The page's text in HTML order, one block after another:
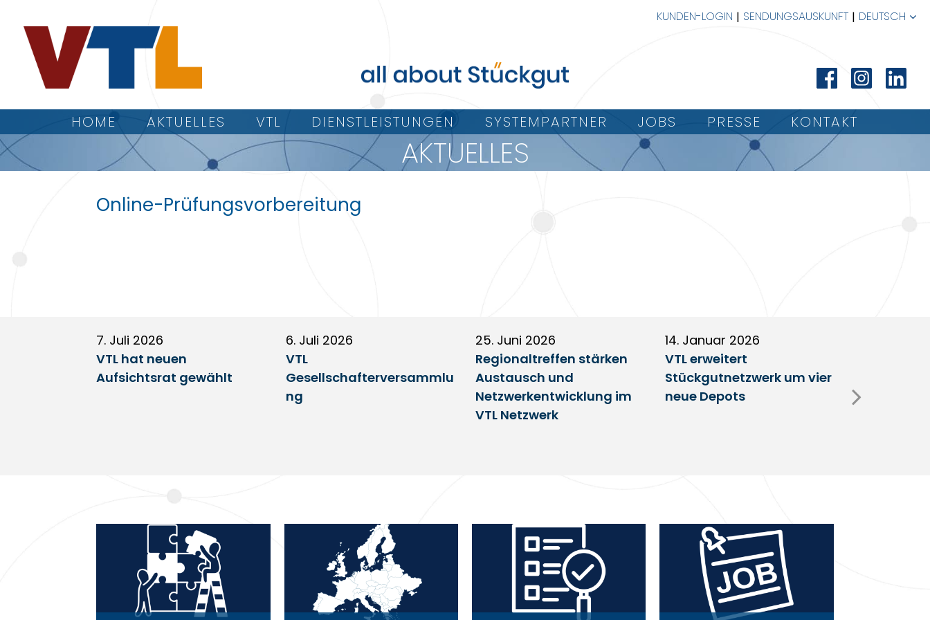
KUNDEN-LOGIN SENDUNGSAUSKUNFT DEUTSCH
HOME AKTUELLES VTL DIENSTLEISTUNGEN SYSTEMPARTNER JOBS PRESSE KONTAKT
AKTUELLES
Online-Prüfungsvorbereitung
7. Juli 2026
VTL hat neuen
Aufsichtsrat gewählt
6. Juli 2026
VTL
Gesellschafterversammlu
ng
25. Juni 2026
Regionaltreffen stärken
Austausch und
Netzwerkentwicklung im
VTL Netzwerk
14. Januar 2026
VTL erweitert
Stückgutnetzwerk um vier
neue Depots